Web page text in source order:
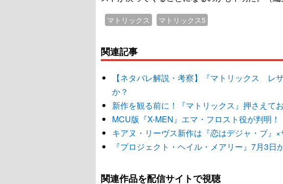
マトリックス マトリックス5
関連記事
【ネタバレ解説・考察】『マトリックス レ
か？
新作を観る前に！『マトリックス』押さえて
MCU版『X-MEN』エマ・フロスト役が判明！
キアヌ・リーヴス新作は『恋はデジャ・ブ』×
『プロジェクト・ヘイル・メアリー』7月3
関連作品を配信サイトで視聴